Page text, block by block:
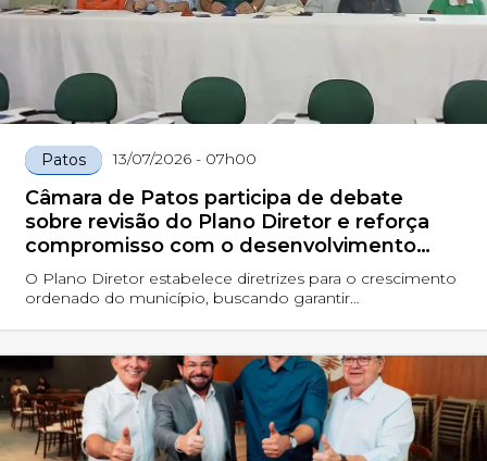
Patos 13/07/2026 - 07h00
Câmara de Patos participa de debate
sobre revisão do Plano Diretor e reforça
compromisso com o desenvolvimento
urbano
O Plano Diretor estabelece diretrizes para o crescimento
ordenado do município, buscando garantir